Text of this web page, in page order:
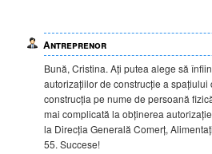
Antreprenor
Bună, Cristina. Ați putea alege să
autorizațiilor de construcție a
construcția pe nume de persoană
mai complicată la obținerea
la Direcția Generală Comerț,
55. Succese!